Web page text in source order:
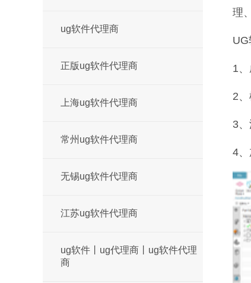
理
1
2
3
4
ug软件代理商
正版ug软件代理商
上海ug软件代理商
常州ug软件代理商
无锡ug软件代理商
江苏ug软件代理商
ug软件丨ug代理商丨ug软件代理
商